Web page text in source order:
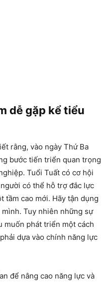
dễ gặp kể tiểu
rằng, vào ngày Thứ Ba
bước tiến triển quan trọng
Tuổi Tuất có cơ hội
có thể hỗ trợ đắc lực
tầm cao mới. Hãy tận dụng
Tuy nhiên những sự
muốn phát triển một cách
dựa vào chính năng lực
để nâng cao năng lực và